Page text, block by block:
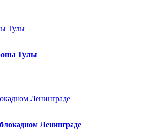
Тулы
Ленинграде